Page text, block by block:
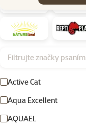
Filtrujte značky psaním
Active Cat
Aqua Excellent
AQUAEL